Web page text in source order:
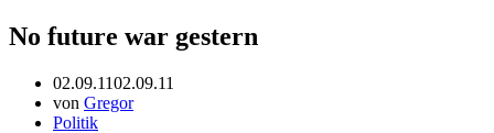
No future war gestern
02.09.1102.09.11
von Gregor
Politik